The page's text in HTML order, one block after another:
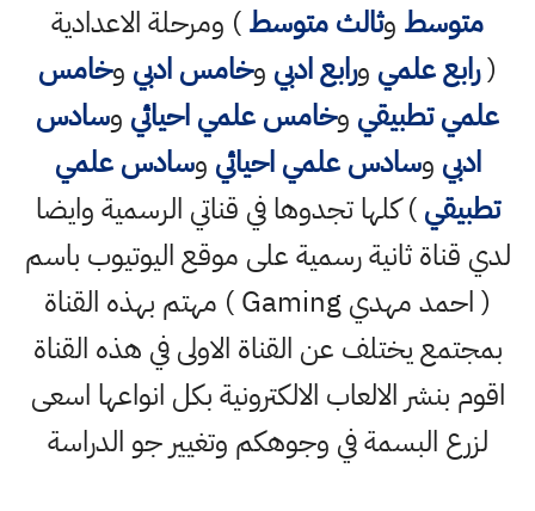
متوسط وثالث متوسط) ومرحلة الاعدادية
(رابع علمي ورابع ادبي وخامس ادبي وخامس
علمي تطبيقي وخامس علمي احيائي وسادس
ادبي وسادس علمي احيائي وسادس علمي
تطبيقي) كلها تجدوها في قناتي الرسمية وايضا
لدي قناة ثانية رسمية على موقع اليوتيوب باسم
( احمد مهدي Gaming ) مهتم بهذه القناة
بمجتمع يختلف عن القناة الاولى في هذه القناة
اقوم بنشر الالعاب الالكترونية بكل انواعها اسعى
لزرع البسمة في وجوهكم وتغيير جو الدراسة